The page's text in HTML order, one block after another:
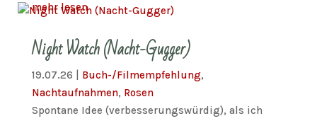
mehr lesen
Night Watch (Nacht-Gugger)
19.07.26 Buch-/Filmempfehlung,
Nachtaufnahmen, Rosen
Spontane Idee (verbesserungswürdig), als ich